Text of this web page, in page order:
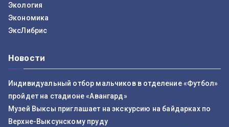
Экология
Экономика
ЭксЛибрис
Новости
Индивидуальный отбор мальчиков в отделение «Футбол»
пройдет на стадионе «Авангард»
Музей Выксы приглашает на экскурсию на байдарках по
Верхне-Выксунскому пруду